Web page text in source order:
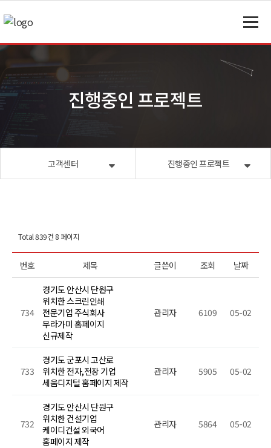
진행중인 프로젝트
고객센터 진행중인 프로젝트
Total 839건 8 페이지
번호 제목 글쓴이 조회 날짜
734
경기도 안산시 단원구
위치한 스크린인쇄
전문기업 주식회사
무라가미 홈페이지
신규제작
관리자 6109 05-02
733
경기도 군포시 고산로
위치한 전자,전장 기업
세움디지털 홈페이지 제작
관리자 5905 05-02
732
경기도 안산시 단원구
위치한 건설기업
케이디건설 외국어
홈페이지 제작
관리자 5864 05-02